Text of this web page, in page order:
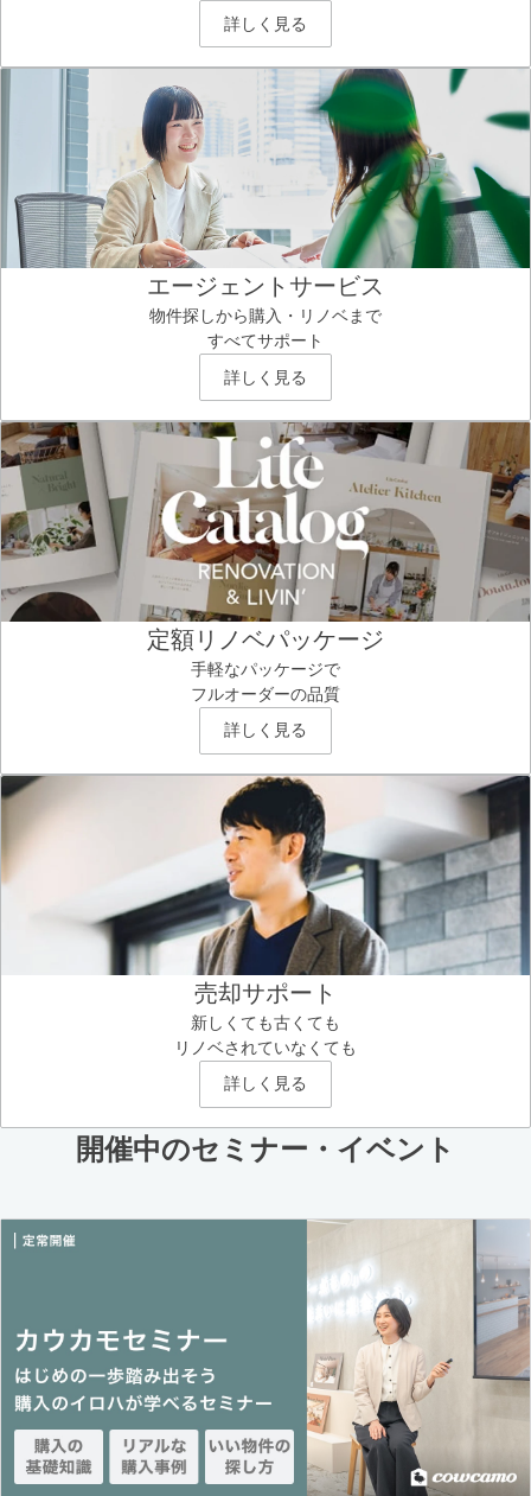
詳しく見る
エージェントサービス
物件探しから購入・リノベまで
すべてサポート
詳しく見る
定額リノベパッケージ
手軽なパッケージで
フルオーダーの品質
詳しく見る
売却サポート
新しくても古くても
リノベされていなくても
詳しく見る
開催中のセミナー・イベント